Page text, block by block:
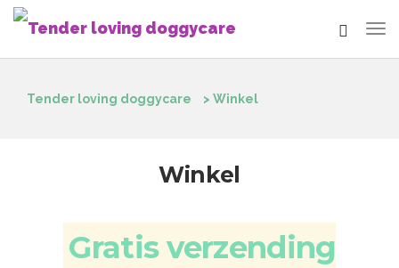
Tender loving doggycare > Winkel
Winkel
Gratis verzending